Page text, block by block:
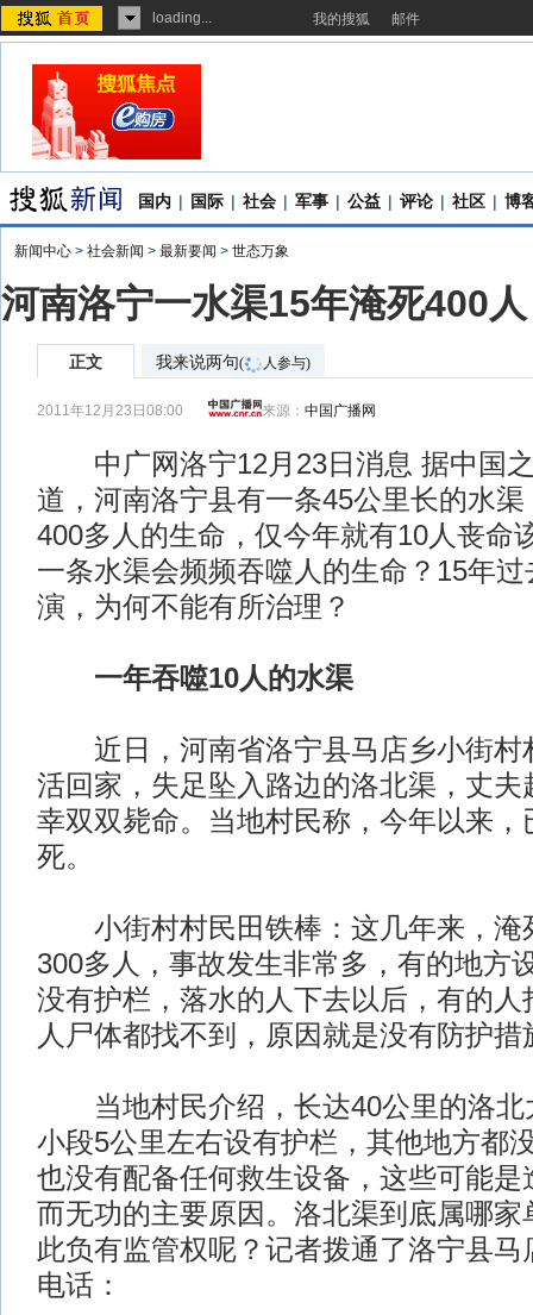
loading... 我的搜狐 邮件
国内 | 国际 | 社会 | 军事 | 公益 | 评论 | 社区 | 博
新闻中心 > 社会新闻 > 最新要闻 > 世态万象
河南洛宁一水渠15年淹死400
正文 我来说两句( 人参与)
2011年12月23日08:00 来源： 中国广播网
中广网洛宁12月23日消息 据中国之
道，河南洛宁县有一条45公里长的水
400多人的生命，仅今年就有10人丧命
一条水渠会频频吞噬人的生命？15年
演，为何不能有所治理？
一年吞噬10人的水渠
近日，河南省洛宁县马店乡小街村
活回家，失足坠入路边的洛北渠，丈夫
幸双双毙命。当地村民称，今年以来，
死。
小街村村民田铁棒：这几年来，淹
300多人，事故发生非常多，有的地方
没有护栏，落水的人下去以后，有的人
人尸体都找不到，原因就是没有防护措
当地村民介绍，长达40公里的洛北
小段5公里左右设有护栏，其他地方都
也没有配备任何救生设备，这些可能是
而无功的主要原因。洛北渠到底属哪家
此负有监管权呢？记者拨通了洛宁县
电话：